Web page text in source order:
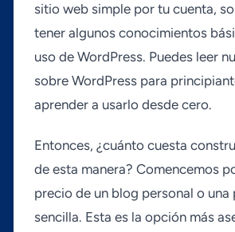
sitio web simple por tu cuenta,
tener algunos conocimientos
uso de WordPress. Puedes leer
sobre WordPress para
aprender a usarlo desde cero.
Entonces, ¿cuánto cuesta
de esta manera? Comencemos
precio de un blog personal o una
sencilla. Esta es la opción más